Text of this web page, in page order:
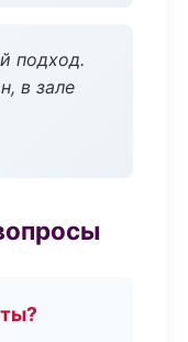
подход.
в зале